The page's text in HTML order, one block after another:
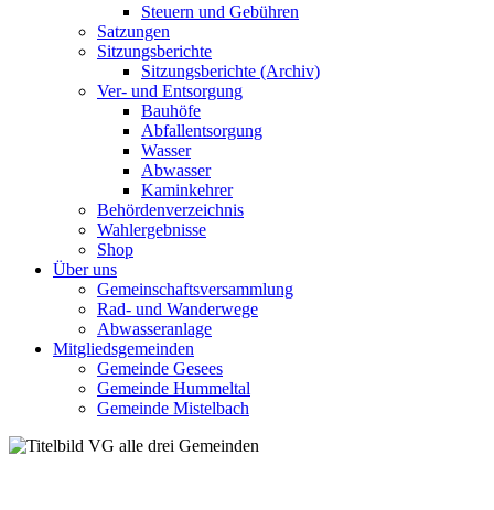
Steuern und Gebühren
Satzungen
Sitzungsberichte
Sitzungsberichte (Archiv)
Ver- und Entsorgung
Bauhöfe
Abfallentsorgung
Wasser
Abwasser
Kaminkehrer
Behördenverzeichnis
Wahlergebnisse
Shop
Über uns
Gemeinschaftsversammlung
Rad- und Wanderwege
Abwasseranlage
Mitgliedsgemeinden
Gemeinde Gesees
Gemeinde Hummeltal
Gemeinde Mistelbach